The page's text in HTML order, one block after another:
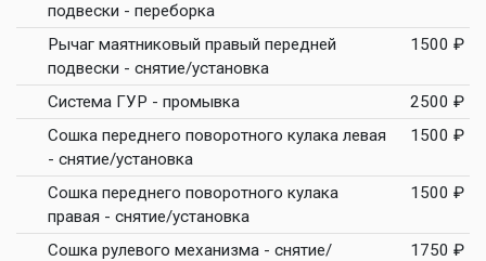
подвески - переборка
Рычаг маятниковый правый передней
подвески - снятие/установка
1500 ₽
Система ГУР - промывка
2500 ₽
Сошка переднего поворотного кулака левая
- снятие/установка
1500 ₽
Сошка переднего поворотного кулака
правая - снятие/установка
1500 ₽
Сошка рулевого механизма - снятие/
1750 ₽